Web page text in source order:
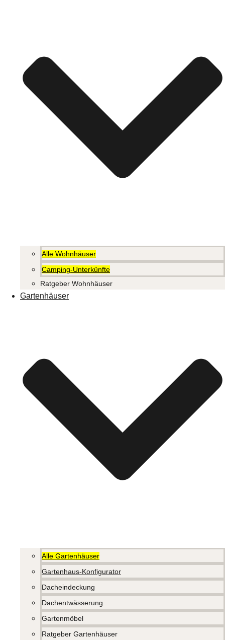
Alle Wohnhäuser
Camping-Unterkünfte
Ratgeber Wohnhäuser
Gartenhäuser
Alle Gartenhäuser
Gartenhaus-Konfigurator
Dacheindeckung
Dachentwässerung
Gartenmöbel
Ratgeber Gartenhäuser